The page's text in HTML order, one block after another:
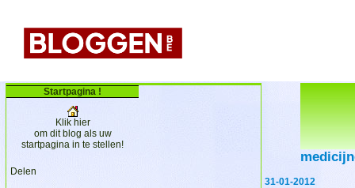
Startpagina !
Klik hier
om dit blog als uw
startpagina in te stellen!
Delen
31-01-2012